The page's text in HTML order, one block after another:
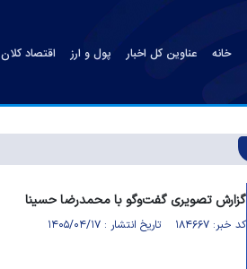
خانه عناوین کل اخبار پول و ارز اقتصاد کلان
گزارش تصویری گفت‌وگو با محمدرضا حسینا
کد خبر: ۱۸۴۶۶۷ تاریخ انتشار : ۱۴۰۵/۰۴/۱۷